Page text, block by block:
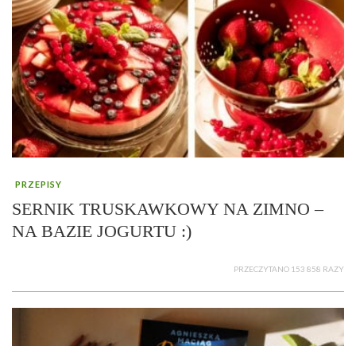
PRZEPISY
SERNIK TRUSKAWKOWY NA ZIMNO –
NA BAZIE JOGURTU :)
PRZECZYTANO 153 858 RAZY